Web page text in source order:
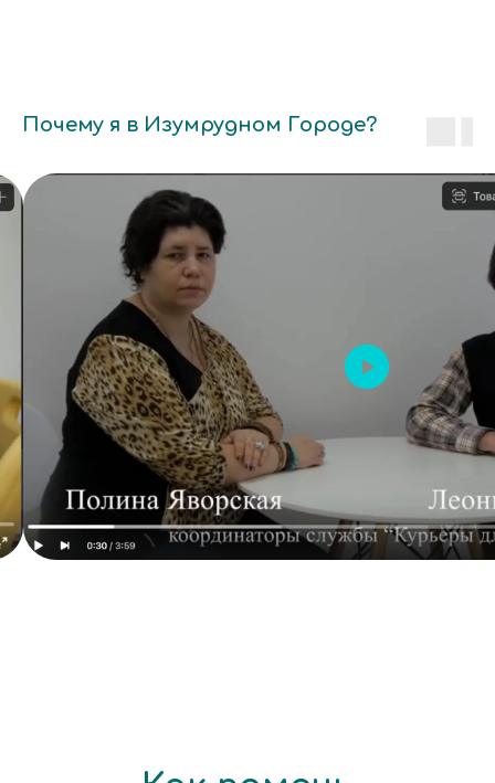
Почему я в Изумрудном Городе?